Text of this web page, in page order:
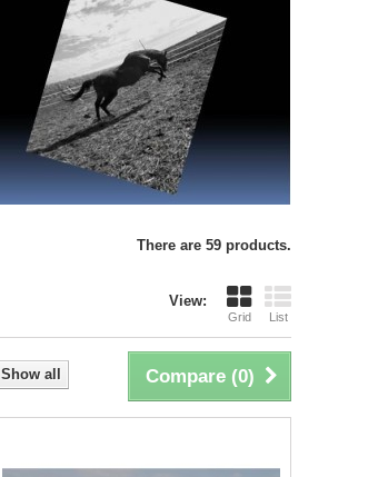
There are 59 products.
View:
Grid List
Compare (0)
Show all